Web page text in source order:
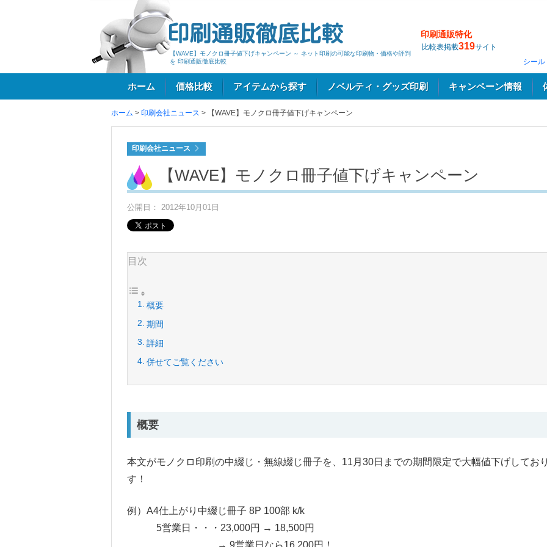
【WAVE】モノクロ冊子値下げキャンペーン ～ ネット印刷の可能な印刷物・価格や評判
を 印刷通販徹底比較
印刷通販特化
比較表掲載319サイト
シー
ホーム 価格比較 アイテムから探す ノベルティ・グッズ印刷 キャンペーン情報
ホーム > 印刷会社ニュース > 【WAVE】モノクロ冊子値下げキャンペーン
印刷会社ニュース
【WAVE】モノクロ冊子値下げキャンペーン
公開日： 2012年10月01日
目次
概要
期間
詳細
併せてご覧ください
概要
本文がモノクロ印刷の中綴じ・無線綴じ冊子を、11月30日までの期間限定で大幅値下げしてお
す！
例）A4仕上がり中綴じ冊子 8P 100部 k/k
5営業日・・・23,000円 → 18,500円